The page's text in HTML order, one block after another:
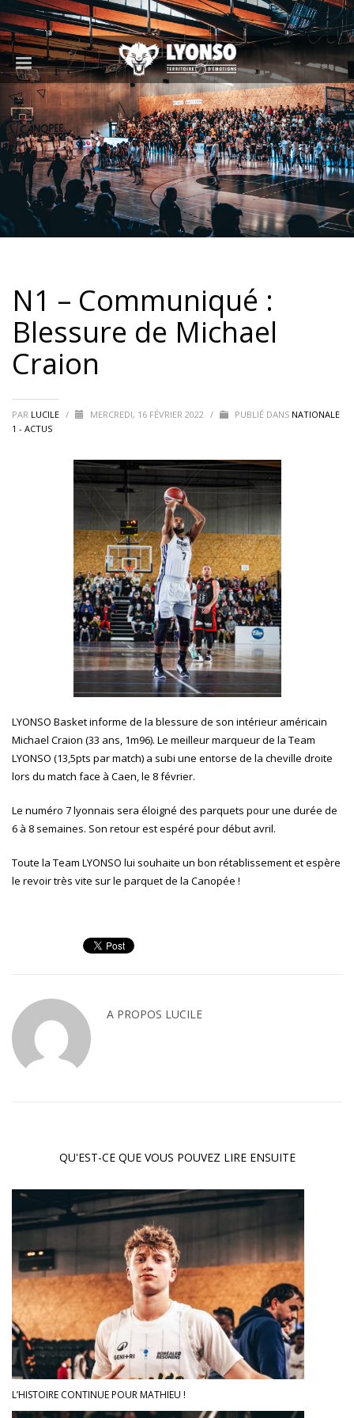
N1 – Communiqué :
Blessure de Michael
Craion
PAR LUCILE / MERCREDI, 16 FÉVRIER 2022 / PUBLIÉ DANS NATIONALE
1 - ACTUS
LYONSO Basket informe de la blessure de son intérieur américain
Michael Craion (33 ans, 1m96). Le meilleur marqueur de la Team
LYONSO (13,5pts par match) a subi une entorse de la cheville droite
lors du match face à Caen, le 8 février.
Le numéro 7 lyonnais sera éloigné des parquets pour une durée de
6 à 8 semaines. Son retour est espéré pour début avril.
Toute la Team LYONSO lui souhaite un bon rétablissement et espère
le revoir très vite sur le parquet de la Canopée !
A PROPOS LUCILE
QU'EST-CE QUE VOUS POUVEZ LIRE ENSUITE
L’HISTOIRE CONTINUE POUR MATHIEU !